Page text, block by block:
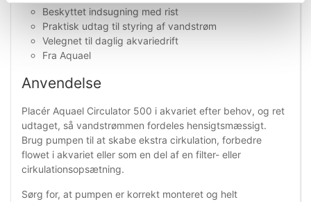
Beskyttet indsugning med rist
Praktisk udtag til styring af vandstrøm
Velegnet til daglig akvariedrift
Fra Aquael
Anvendelse
Placér Aquael Circulator 500 i akvariet efter behov, og ret
udtaget, så vandstrømmen fordeles hensigtsmæssigt.
Brug pumpen til at skabe ekstra cirkulation, forbedre
flowet i akvariet eller som en del af en filter- eller
cirkulationsopsætning.
Sørg for, at pumpen er korrekt monteret og helt